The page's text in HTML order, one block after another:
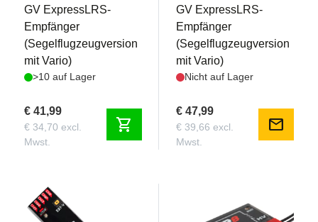
GV ExpressLRS-
Empfänger
(Segelflugzeugversion
mit Vario)
>10 auf Lager
€ 41,99
€ 34,70 excl.
Mwst.
shopping_cart
GV ExpressLRS-
Empfänger
(Segelflugzeugversion
mit Vario)
Nicht auf Lager
€ 47,99
€ 39,66 excl.
Mwst.
mail